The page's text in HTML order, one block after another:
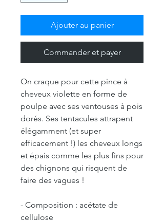
Ajouter au panier
Commander et payer
On craque pour cette pince à
cheveux violette en forme de
poulpe avec ses ventouses à pois
dorés. Ses tentacules attrapent
élégamment (et super
efficacement !) les cheveux longs
et épais comme les plus fins pour
des chignons qui risquent de
faire des vagues !
- Composition : acétate de
cellulose